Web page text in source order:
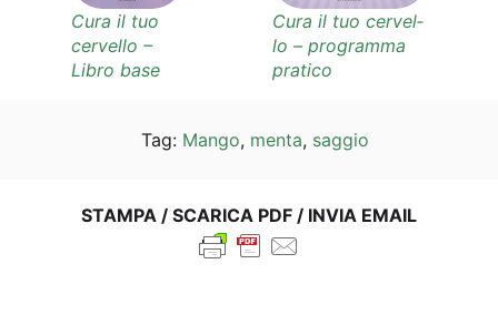
Cura il tuo
cer­vel­lo –
Libro base
Cura il tuo cer­vel­
lo – pro­gram­ma
pratico
Tag: Man­go, men­ta, sag­gio
STAM­PA / SCA­RI­CA PDF / INVIA EMAIL